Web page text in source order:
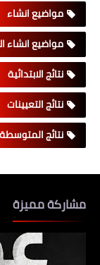
مواضيع انشاء
مواضيع انشاء
نتائج الابتدائية
نتائج التعيينات
نتائج المتوسطة
مشاركة مميزة